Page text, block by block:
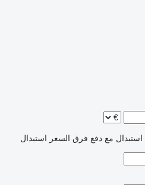
استبدال مع دفع فرق السعر استبدال